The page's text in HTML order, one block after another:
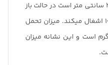
تفاوت دارد. حداقل ارتفاع آن 31 سانتی متر است در حالت باز
به همراه مساحتی حدود 5 تا 10 اشغال میکند. میزان تحمل
وزن این سه پایه سبک 2000 گرم است و این نشانه میزان